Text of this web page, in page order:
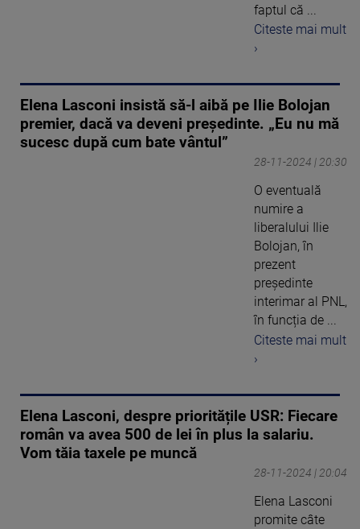
faptul că ...
Citeste mai mult
›
Elena Lasconi insistă să-l aibă pe Ilie Bolojan
premier, dacă va deveni președinte. „Eu nu mă
sucesc după cum bate vântul”
28-11-2024 | 20:30
O eventuală
numire a
liberalului Ilie
Bolojan, în
prezent
președinte
interimar al PNL,
în funcția de ...
Citeste mai mult
›
Elena Lasconi, despre prioritățile USR: Fiecare
român va avea 500 de lei în plus la salariu.
Vom tăia taxele pe muncă
28-11-2024 | 20:04
Elena Lasconi
promite câte